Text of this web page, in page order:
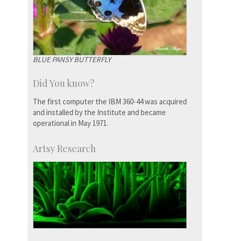
BLUE PANSY BUTTERFLY
Did You know?
The first computer the IBM 360-44 was acquired
and installed by the Institute and became
operational in May 1971.
Artsy Research